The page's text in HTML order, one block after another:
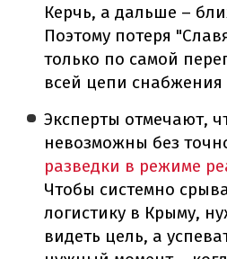
Керчь, а дальше –
Поэтому потеря
только по самой
всей цепи снабжения
Эксперты отмечают,
невозможны без
разведки в режиме
Чтобы системно
логистику в Крыму,
видеть цель, а